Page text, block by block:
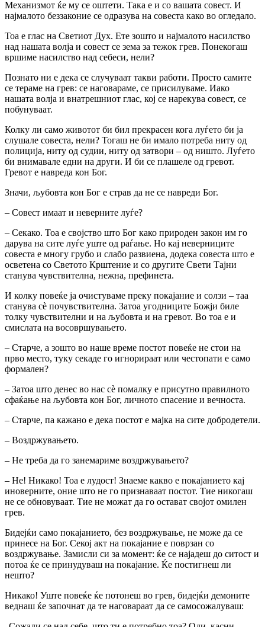
Механизмот ќе му се оштети. Така е и со вашата совест. И
најмалото беззаконие се одразува на совеста како во огледало.
Тоа е глас на Светиот Дух. Ете зошто и најмалото насилство
над нашата волја и совест се зема за тежок грев. Понекогаш
вршиме насилство над себеси, нели?
Познато ни е дека се случуваат такви работи. Просто самите
се тераме на грев: се наговараме, се присилуваме. Иако
нашата волја и внатрешниот глас, кој се нарекува совест, се
побунуваат.
Колку ли само животот би бил прекрасен кога луѓето би ја
слушале совеста, нели? Тогаш не би имало потреба ниту од
полиција, ниту од судии, ниту од затвори – од ништо. Луѓето
би внимавале едни на други. И би се плашеле од гревот.
Гревот е навреда кон Бог.
Значи, љубовта кон Бог е страв да не се навреди Бог.
– Совест имаат и неверните луѓе?
– Секако. Тоа е својство што Бог како природен закон им го
дарува на сите луѓе уште од раѓање. Но кај неверниците
совеста е многу грубо и слабо развиена, додека совеста што е
осветена со Светото Крштение и со другите Свети Тајни
станува чувствителна, нежна, префинета.
И колку повеќе ја очистуваме преку покајание и солзи – таа
станува сѐ почувствителна. Затоа угодниците Божји биле
толку чувствителни и на љубовта и на гревот. Во тоа е и
смислата на восовршувањето.
– Старче, а зошто во наше време постот повеќе не стои на
прво место, туку секаде го игнорираат или честопати е само
формален?
– Затоа што денес во нас сѐ помалку е присутно правилното
сфаќање на љубовта кон Бог, личното спасение и вечноста.
– Старче, па кажано е дека постот е мајка на сите добродетели.
– Воздржувањето.
– Не треба да го занемариме воздржувањето?
– Не! Никако! Тоа е лудост! Знаеме какво е покајанието кај
иноверните, оние што не го признаваат постот. Тие никогаш
не се обновуваат. Тие не можат да го остават својот омилен
грев.
Бидејќи само покајанието, без воздржување, не може да се
принесе на Бог. Секој акт на покајание е поврзан со
воздржување. Замисли си за момент: ќе се најадеш до ситост и
потоа ќе се принудуваш на покајание. Ќе постигнеш ли
нешто?
Никако! Уште повеќе ќе потонеш во грев, бидејќи демоните
веднаш ќе започнат да те наговараат да се самосожалуваш: